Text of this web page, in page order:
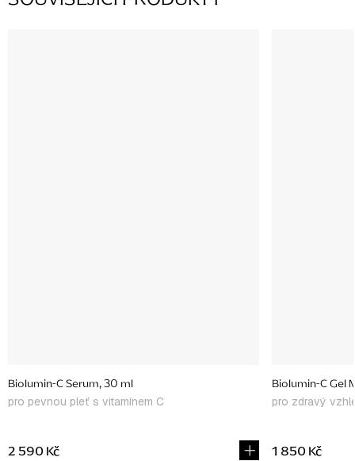
Biolumin-C Serum, 30 ml
pro pevnou pleť s vitamínem C
2 590 Kč
Biolumin-C Gel
pro zdravý
1 850 Kč